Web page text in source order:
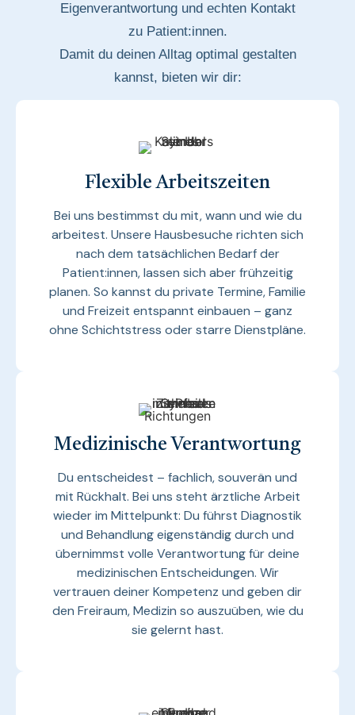
Eigenverantwortung und echten Kontakt
zu Patient:innen.
Damit du deinen Alltag optimal gestalten
kannst, bieten wir dir:
Flexible Arbeitszeiten
Bei uns bestimmst du mit, wann und wie du
arbeitest. Unsere Hausbesuche richten sich
nach dem tatsächlichen Bedarf der
Patient:innen, lassen sich aber frühzeitig
planen. So kannst du private Termine, Familie
und Freizeit entspannt einbauen – ganz
ohne Schichtstress oder starre Dienstpläne.
Medizinische Verantwortung
Du entscheidest – fachlich, souverän und
mit Rückhalt. Bei uns steht ärztliche Arbeit
wieder im Mittelpunkt: Du führst Diagnostik
und Behandlung eigenständig durch und
übernimmst volle Verantwortung für deine
medizinischen Entscheidungen. Wir
vertrauen deiner Kompetenz und geben dir
den Freiraum, Medizin so auszuüben, wie du
sie gelernt hast.